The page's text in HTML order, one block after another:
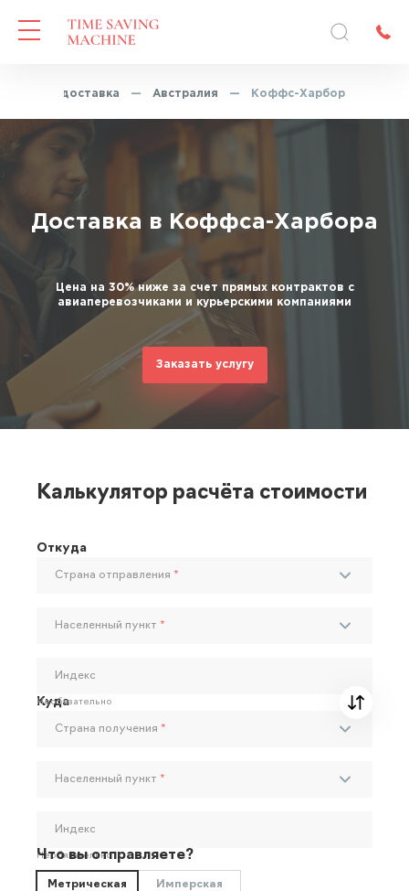
Экспресс-доставка — Австралия — Коффс-Харбор
Доставка в Коффса-Харбора
Цена на 30% ниже за счет прямых контрактов с
авиаперевозчиками и курьерскими компаниями
Заказать услугу
Калькулятор расчёта стоимости
Откуда
Страна отправления *
Населенный пункт *
Индекс
Необязательно
Куда
Страна получения *
Населенный пункт *
Индекс
Необязательно
Что вы отправляете?
Метрическая Имперская